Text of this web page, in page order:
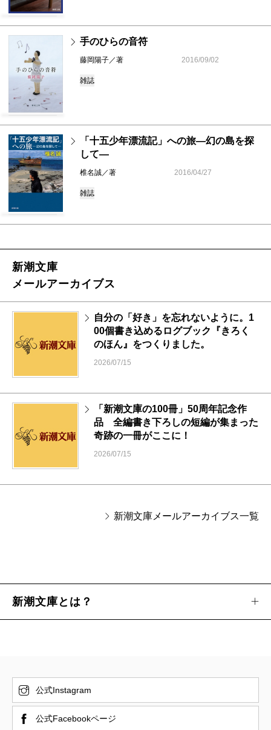
手のひらの音符
藤岡陽子／著 2016/09/02
雑誌
「十五少年漂流記」への旅―幻の島を探
して―
椎名誠／著 2016/04/27
雑誌
新潮文庫
メールアーカイブス
自分の「好き」を忘れないように。1
00個書き込めるログブック『きろく
のほん』をつくりました。
2026/07/15
「新潮文庫の100冊」50周年記念作
品 全編書き下ろしの短編が集まった
奇跡の一冊がここに！
2026/07/15
新潮文庫メールアーカイブス一覧
新潮文庫とは？
公式Instagram
公式Facebookページ